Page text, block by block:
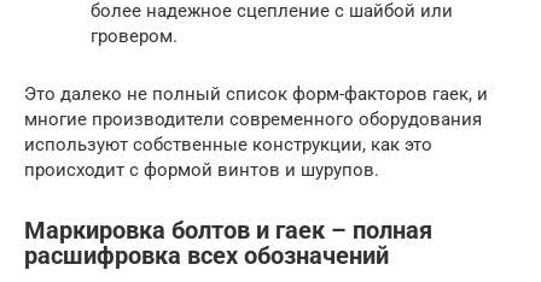
более надежное сцепление с шайбой или
гровером.
Это далеко не полный список форм-факторов гаек, и
многие производители современного оборудования
используют собственные конструкции, как это
происходит с формой винтов и шурупов.
Маркировка болтов и гаек – полная
расшифровка всех обозначений